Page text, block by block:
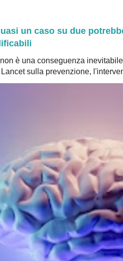
un caso su due
è una conseguenza
sulla prevenzione,